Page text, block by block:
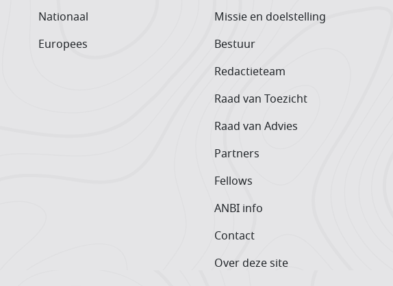
Nationaal
Europees
Missie en doelstelling
Bestuur
Redactieteam
Raad van Toezicht
Raad van Advies
Partners
Fellows
ANBI info
Contact
Over deze site